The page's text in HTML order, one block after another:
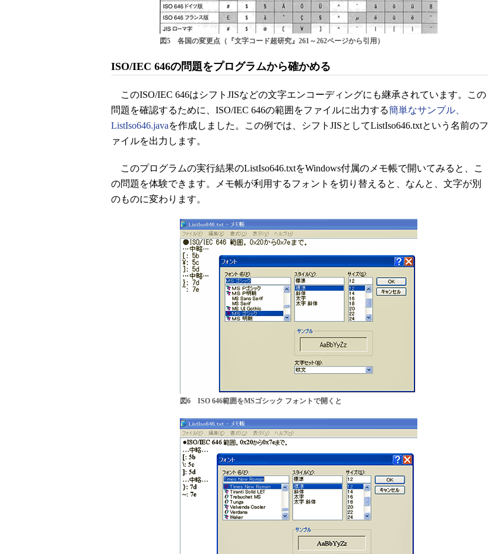
図5 各国の変更点（『文字コード超研究』261～262ページから引用）
ISO/IEC 646の問題をプログラムから確かめる
このISO/IEC 646はシフトJISなどの文字エンコーディングにも継承されています。この
問題を確認するために、ISO/IEC 646の範囲をファイルに出力する簡単なサンプル、
ListIso646.javaを作成しました。この例では、シフトJISとしてListIso646.txtという名前のフ
ァイルを出力します。
このプログラムの実行結果のListIso646.txtをWindows付属のメモ帳で開いてみると、こ
の問題を体験できます。メモ帳が利用するフォントを切り替えると、なんと、文字が別
のものに変わります。
図6 ISO 646範囲をMSゴシック フォントで開くと